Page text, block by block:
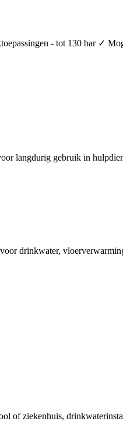
- tot 130 bar ✓
langdurig gebruik in
drinkwater,
of ziekenhuis,